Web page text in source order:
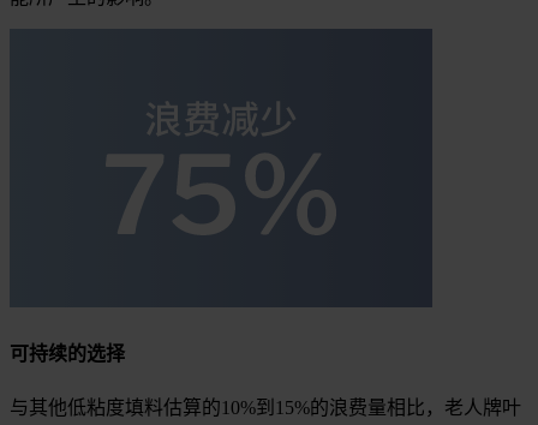
可持续的选择
与其他低粘度填料估算的10%到15%的浪费量相比，老人牌叶